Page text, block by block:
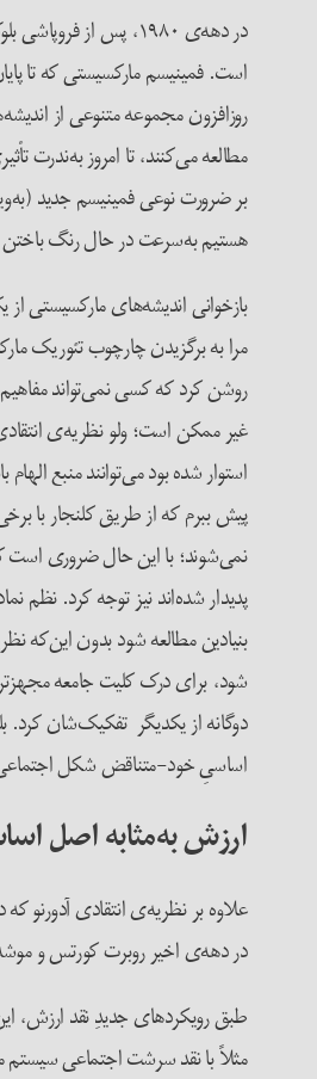
در دهه‌ی ۱۹۸۰، پس از فروپاشی بلوک شرق، فرهنگ‌باوری و نظریه‌های تفاوت،
روزافزون مجموعه متنوعی از
مطالعه می‌کنند، تا امروز به‌ندرت
هستیم به‌سرعت در حال رنگ باختن
بازخوانی اندیشه‌های مارکسیستی
مرا به برگزیدن چارچوب تئوریک
روشن کرد که کسی نمی‌تواند
غیر ممکن است؛ ولو نظریه‌ی
استوار شده بود می‌توانند منبع
پیش ببرم که از طریق کلنجار با
پدیدار شده‌اند نیز توجه کرد. نظم
بنیادین مطالعه شود بدون این‌که
شود، برای درک کلیت جامعه
دوگانه از یکدیگر تفکیک‌شان کرد.
اساسیِ خود-متناقض شکل
ارزش به‌مثابه اصل
علاوه بر نظریه‌ی انتقادی
در دهه‌ی اخیر روبرت کورتس و
طبق رویکردهای جدیدِ نقد ارزش،
مثلاً با نقد سرشت اجتماعی سیستم